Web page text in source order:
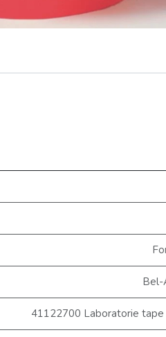
Bel-
41122700 Laboratorie